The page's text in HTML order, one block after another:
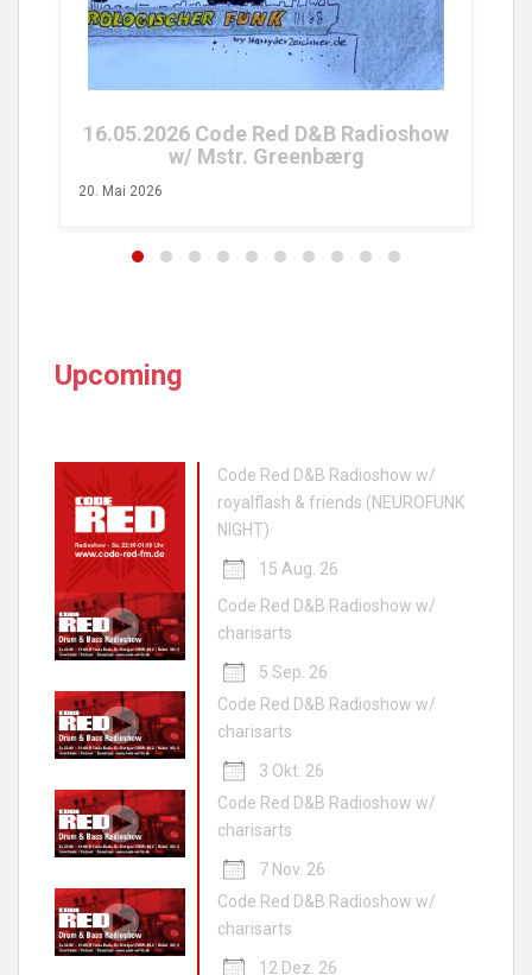
16.05.2026 Code Red D&B Radioshow
w/ Mstr. Greenbærg
20. Mai 2026
Upcoming
Code Red D&B Radioshow w/
royalflash & friends (NEUROFUNK
NIGHT)
15 Aug. 26
Code Red D&B Radioshow w/
charisarts
5 Sep. 26
Code Red D&B Radioshow w/
charisarts
3 Okt. 26
Code Red D&B Radioshow w/
charisarts
7 Nov. 26
Code Red D&B Radioshow w/
charisarts
12 Dez. 26